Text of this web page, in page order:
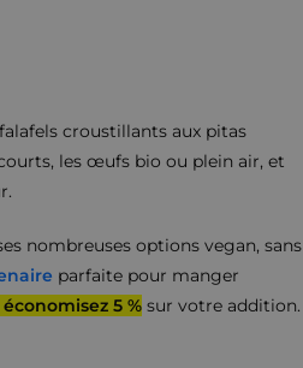
croustillants aux pitas
les œufs bio ou plein air, et
nombreuses options vegan, sans
parfaite pour manger
5 % sur votre addition.